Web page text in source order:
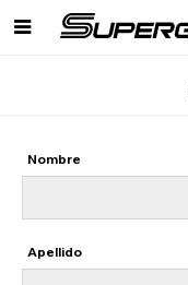

Nombre
Apellido